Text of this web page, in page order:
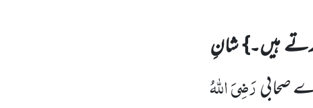
ہیں۔} شانِ
صحابیرَضِیَ اللہُ